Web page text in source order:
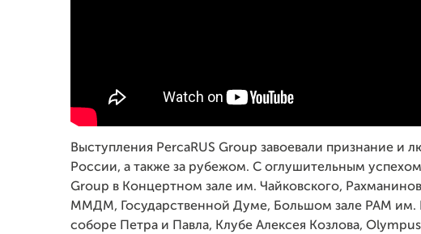
Выступления PercaRUS Group завоевали признание и
России, а также за рубежом. С оглушительным
Group в Концертном зале им. Чайковского,
ММДМ, Государственной Думе, Большом зале РАМ им.
соборе Петра и Павла, Клубе Алексея Козлова,